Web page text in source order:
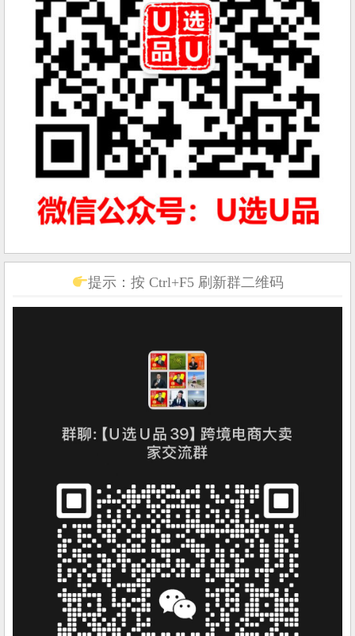
提示：按 Ctrl+F5 刷新群二维码